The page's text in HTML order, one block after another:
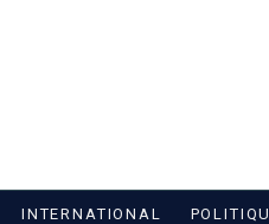
INTERNATIONAL